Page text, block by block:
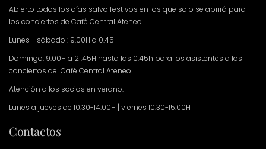
Abierto todos los días salvo festivos en los que solo se abrirá para
los conciertos de Café Central Ateneo.
Lunes - sábado : 9.00H a 0.45H
Domingo: 9.00H a 21.45H hasta las 0.45h para los asistentes a los
conciertos del Café Central Ateneo.
Atención a los socios en verano:
Lunes a jueves de 10:30-14:00H | viernes 10:30-15:00H
Contactos